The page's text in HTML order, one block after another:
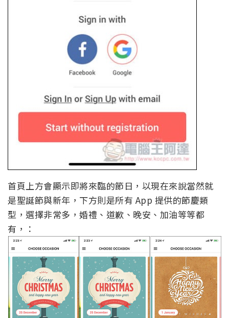
首頁上方會顯示即將來臨的節日，以現在來說當然就
是聖誕節與新年，下方則是所有 App 提供的節慶類
型，選擇非常多，婚禮、道歉、晚安、加油等等都
有，：